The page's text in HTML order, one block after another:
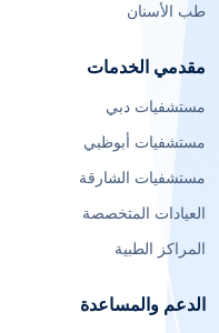
طب الأسنان
مقدمي الخدمات
مستشفيات دبي
مستشفيات أبوظبي
مستشفيات الشارقة
العيادات المتخصصة
المراكز الطبية
الدعم والمساعدة